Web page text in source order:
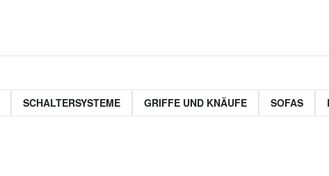
SCHALTERSYSTEME GRIFFE UND KNÄUFE SOFAS